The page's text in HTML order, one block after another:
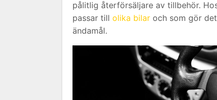
pålitlig återförsäljare av tillbehör.
passar till olika bilar och som gör
ändamål.